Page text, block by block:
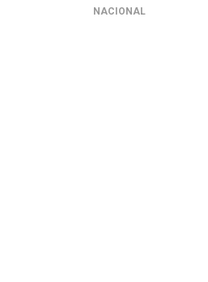
NACIONAL